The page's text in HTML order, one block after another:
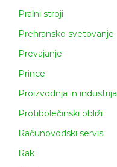
Pralni stroji
Prehransko svetovanje
Prevajanje
Prince
Proizvodnja in industrija
Protibolečinski obliži
Računovodski servis
Rak